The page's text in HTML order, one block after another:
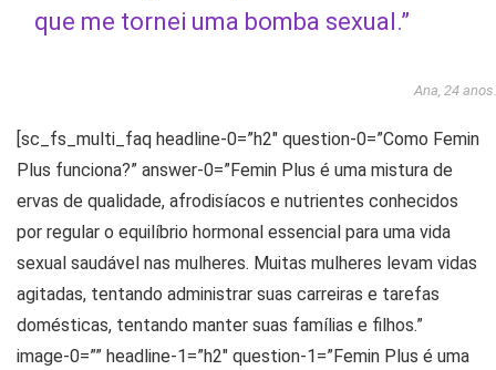
que me tornei uma bomba sexual.”
Ana, 24 anos.
[sc_fs_multi_faq headline-0=”h2″ question-0=”Como Femin
Plus funciona?” answer-0=”Femin Plus é uma mistura de
ervas de qualidade, afrodisíacos e nutrientes conhecidos
por regular o equilíbrio hormonal essencial para uma vida
sexual saudável nas mulheres. Muitas mulheres levam vidas
agitadas, tentando administrar suas carreiras e tarefas
domésticas, tentando manter suas famílias e filhos.”
image-0=”” headline-1=”h2″ question-1=”Femin Plus é uma